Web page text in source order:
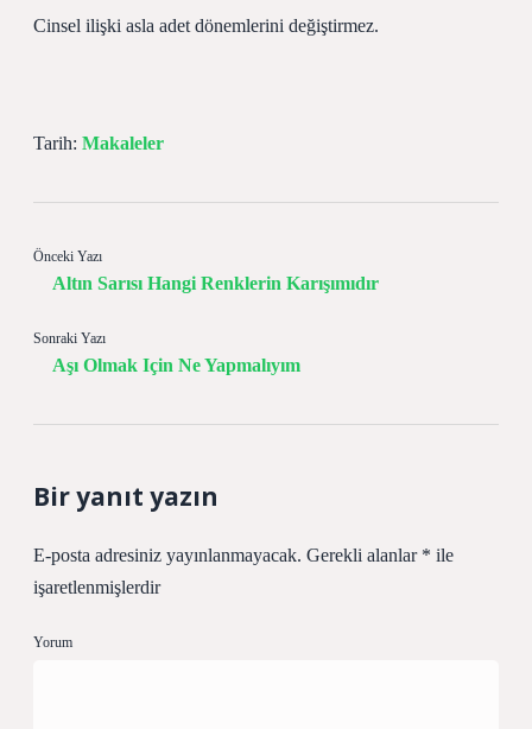
Cinsel ilişki asla adet dönemlerini değiştirmez.
Tarih: Makaleler
Önceki Yazı
Altın Sarısı Hangi Renklerin Karışımıdır
Sonraki Yazı
Aşı Olmak Için Ne Yapmalıyım
Bir yanıt yazın
E-posta adresiniz yayınlanmayacak. Gerekli alanlar * ile
işaretlenmişlerdir
Yorum